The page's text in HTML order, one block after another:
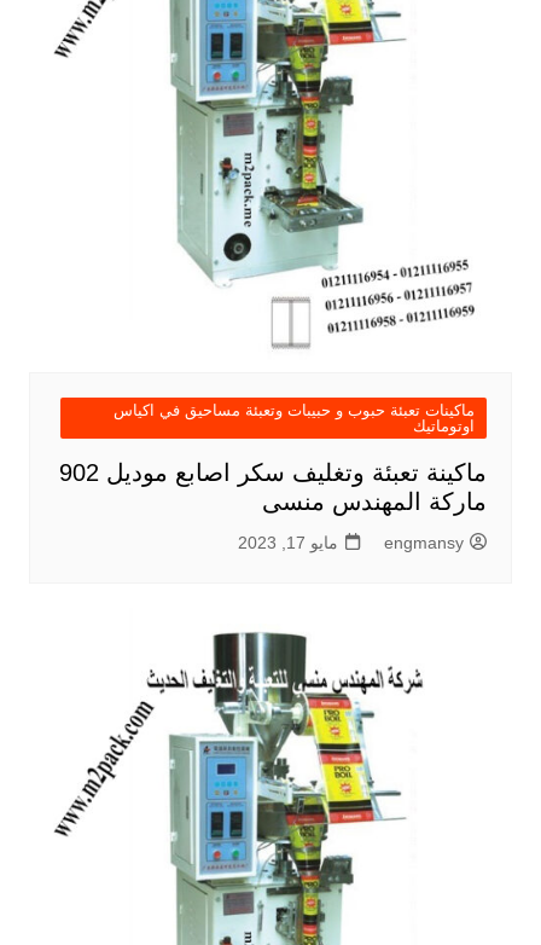
ماكينات تعبئة حبوب و حبيبات وتعبئة مساحيق في اكياس
اوتوماتيك
ماكينة تعبئة وتغليف سكر اصابع موديل 902
ماركة المهندس منسى
engmansy مايو 17, 2023